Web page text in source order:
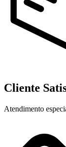
Cliente
Atendimento